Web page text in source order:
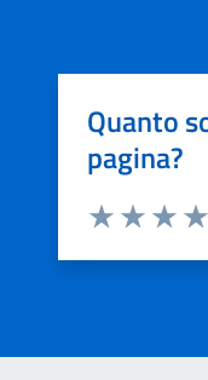
Quanto
pagina?